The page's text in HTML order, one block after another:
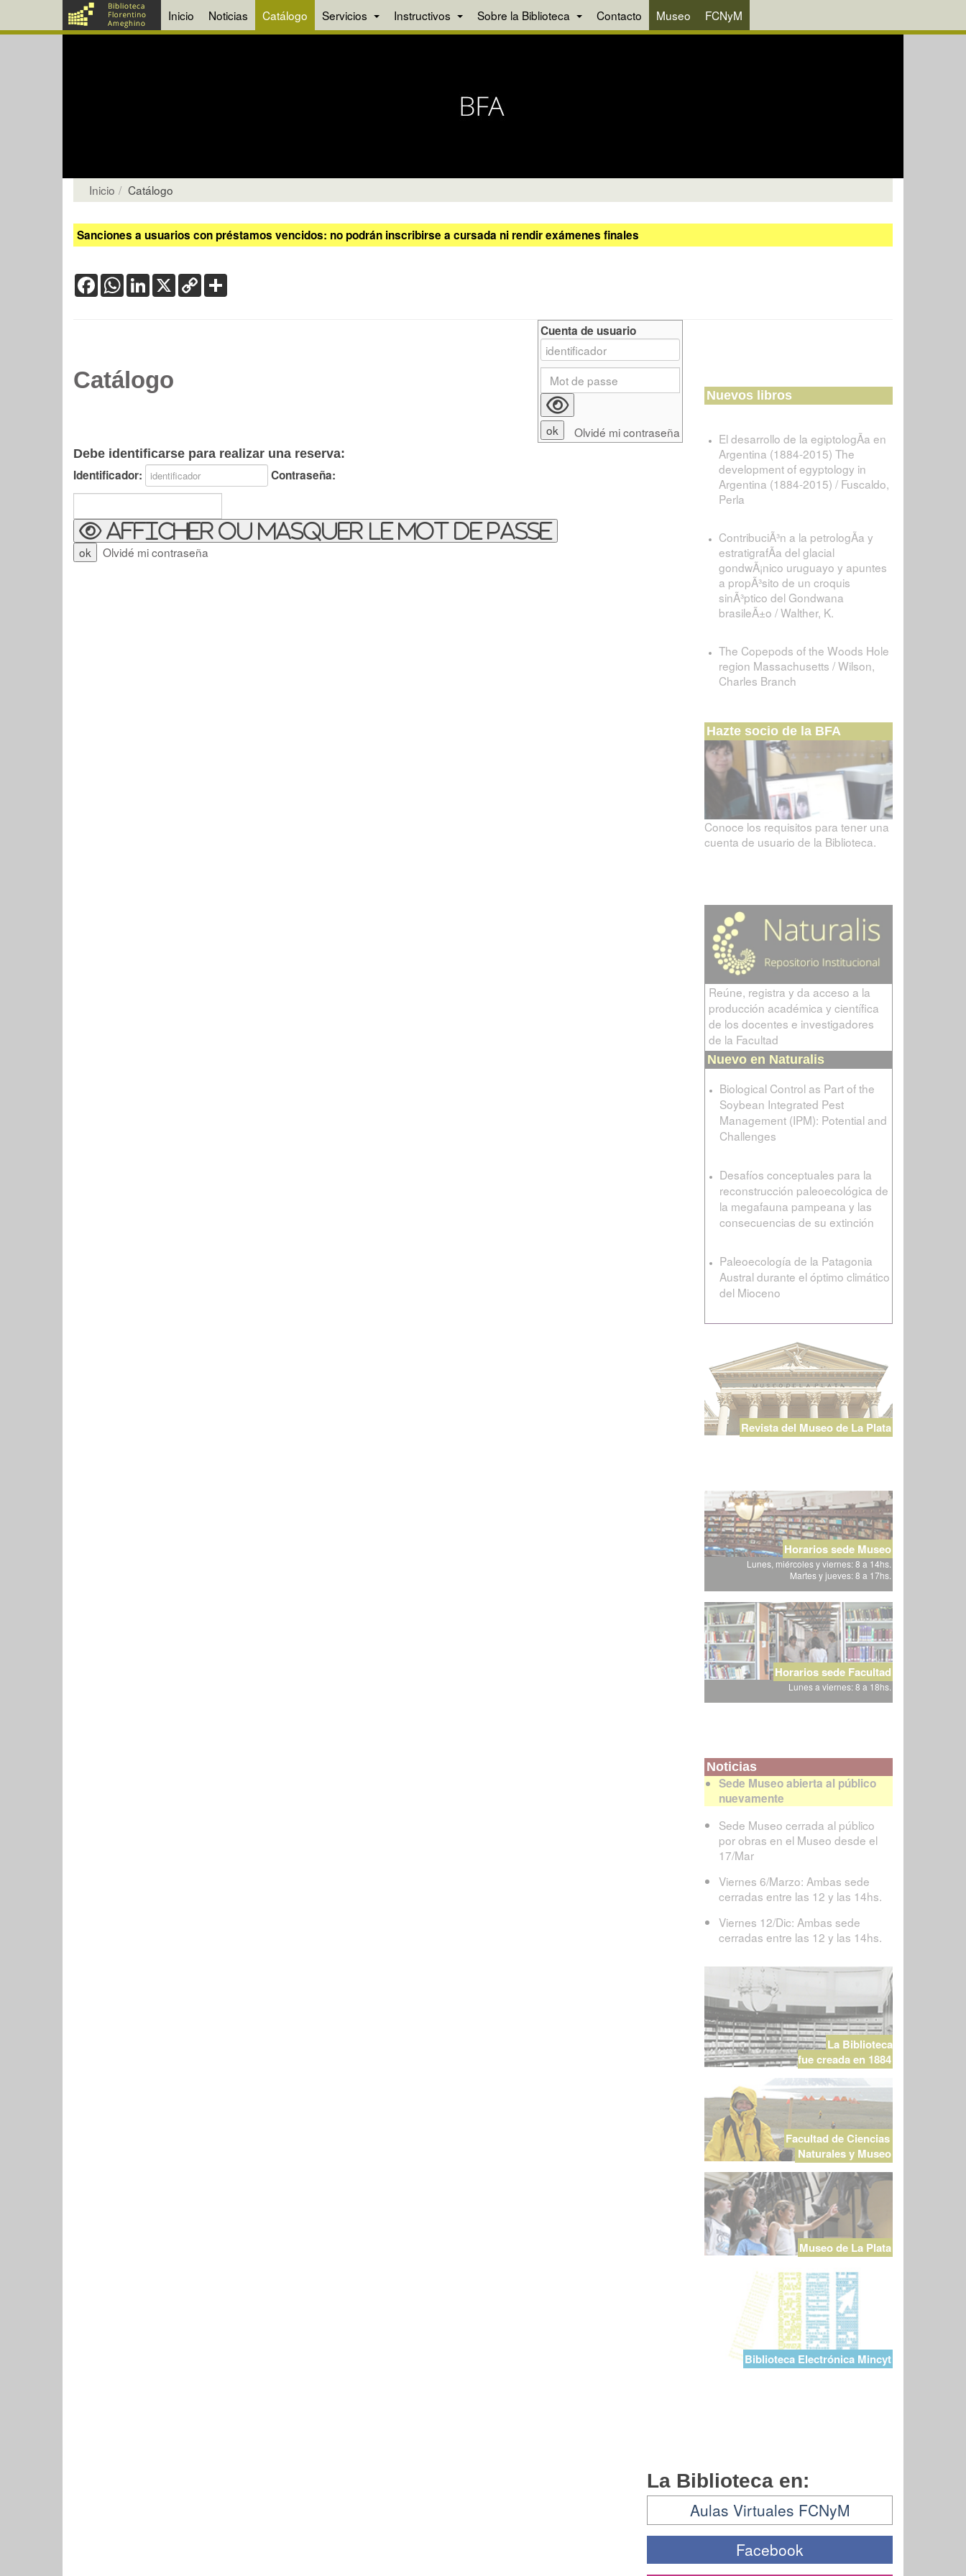
Inicio Noticias Catálogo Servicios Instructivos Sobre la Biblioteca Contacto Museo FCNyM
Inicio Catálogo
Sanciones a usuarios con préstamos vencidos: no podrán inscribirse a cursada ni rendir exámenes finales
FacebookWhatsApp
LinkedIn
X Copy
Link
Catálogo
Debe identificarse para realizar una reserva:
Identificador: Contraseña:
Afficher ou masquer le mot de passe
Olvidé mi contraseña
Cuenta de usuario
Olvidé mi contraseña
Nuevos libros
El desarrollo de la egiptologÃ­a en
Argentina (1884-2015) The
development of egyptology in
Argentina (1884-2015) / Fuscaldo,
Perla
ContribuciÃ³n a la petrologÃ­a y
estratigrafÃ­a del glacial
gondwÃ¡nico uruguayo y apuntes
a propÃ³sito de un croquis
sinÃ³ptico del Gondwana
brasileÃ±o / Walther, K.
The Copepods of the Woods Hole
region Massachusetts / Wilson,
Charles Branch
Hazte socio de la BFA
Conoce los requisitos para tener una
cuenta de usuario de la Biblioteca.
Reúne, registra y da acceso a la
producción académica y científica
de los docentes e investigadores
de la Facultad
Nuevo en Naturalis
Biological Control as Part of the
Soybean Integrated Pest
Management (IPM): Potential and
Challenges
Desafíos conceptuales para la
reconstrucción paleoecológica de
la megafauna pampeana y las
consecuencias de su extinción
Paleoecología de la Patagonia
Austral durante el óptimo climático
del Mioceno
Revista del Museo de La Plata
Horarios sede Museo
Lunes, miércoles y viernes: 8 a 14hs.
Martes y jueves: 8 a 17hs.
Horarios sede Facultad
Lunes a viernes: 8 a 18hs.
Noticias
Sede Museo abierta al público
nuevamente
Sede Museo cerrada al público
por obras en el Museo desde el
17/Mar
Viernes 6/Marzo: Ambas sede
cerradas entre las 12 y las 14hs.
Viernes 12/Dic: Ambas sede
cerradas entre las 12 y las 14hs.
La Biblioteca
fue creada en 1884
Facultad de Ciencias
Naturales y Museo
Museo de La Plata
Biblioteca Electrónica Mincyt
La Biblioteca en:
Aulas Virtuales FCNyM
Facebook